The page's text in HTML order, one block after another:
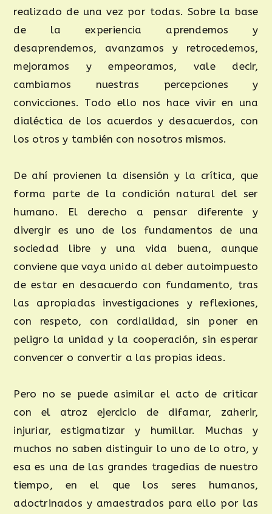
realizado de una vez por todas. Sobre la base
de la experiencia aprendemos y
desaprendemos, avanzamos y retrocedemos,
mejoramos y empeoramos, vale decir,
cambiamos nuestras percepciones y
convicciones. Todo ello nos hace vivir en una
dialéctica de los acuerdos y desacuerdos, con
los otros y también con nosotros mismos.
De ahí provienen la disensión y la crítica, que
forma parte de la condición natural del ser
humano. El derecho a pensar diferente y
divergir es uno de los fundamentos de una
sociedad libre y una vida buena, aunque
conviene que vaya unido al deber autoimpuesto
de estar en desacuerdo con fundamento, tras
las apropiadas investigaciones y reflexiones,
con respeto, con cordialidad, sin poner en
peligro la unidad y la cooperación, sin esperar
convencer o convertir a las propias ideas.
Pero no se puede asimilar el acto de criticar
con el atroz ejercicio de difamar, zaherir,
injuriar, estigmatizar y humillar. Muchas y
muchos no saben distinguir lo uno de lo otro, y
esa es una de las grandes tragedias de nuestro
tiempo, en el que los seres humanos,
adoctrinados y amaestrados para ello por las